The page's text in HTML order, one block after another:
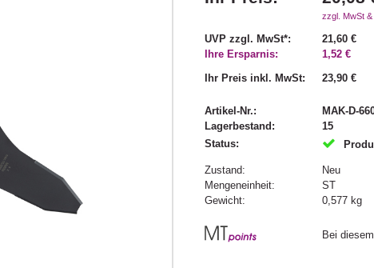
zzgl. MwSt
UVP zzgl. MwSt*:
21,60 €
Ihre Ersparnis:
1,52 €
Ihr Preis inkl. MwSt:
23,90 €
Artikel-Nr.:
MAK-D-
Lagerbestand:
15
Status:
Zustand:
Neu
Mengeneinheit:
ST
Gewicht:
0,577 kg
Bei